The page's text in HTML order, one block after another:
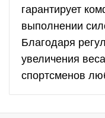
гарантирует
выполнении
Благодаря
увеличения
спортсменов